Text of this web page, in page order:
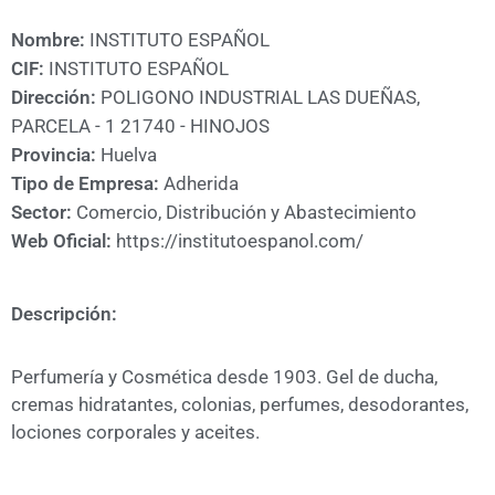
CÁMARA
Nombre: INSTITUTO ESPAÑOL
CIF: INSTITUTO ESPAÑOL
Dirección: POLIGONO INDUSTRIAL LAS DUEÑAS,
PARCELA - 1 21740 - HINOJOS
Provincia: Huelva
Tipo de Empresa: Adherida
Sector: Comercio, Distribución y Abastecimiento
Web Oficial: https://institutoespanol.com/
Descripción:
Perfumería y Cosmética desde 1903. Gel de ducha,
cremas hidratantes, colonias, perfumes, desodorantes,
lociones corporales y aceites.